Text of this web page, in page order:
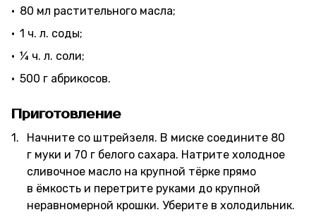
80 мл растительного масла;
1 ч. л. соды;
¼ ч. л. соли;
500 г абрикосов.
Приготовление
Начните со штрейзеля. В миске соедините 80
г муки и 70 г белого сахара. Натрите холодное
сливочное масло на крупной тёрке прямо
в ёмкость и перетрите руками до крупной
неравномерной крошки. Уберите в холодильник.